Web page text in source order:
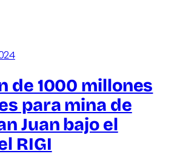
de 1000 millones
para mina de
Juan bajo el
RIGI